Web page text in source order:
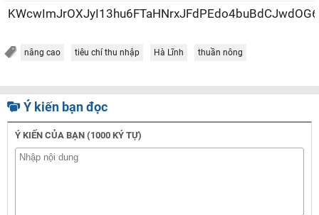
nâng cao tiêu chí thu nhập Hà Lĩnh thuần nông
Ý kiến bạn đọc
Ý KIẾN CỦA BẠN (1000 KÝ TỰ)